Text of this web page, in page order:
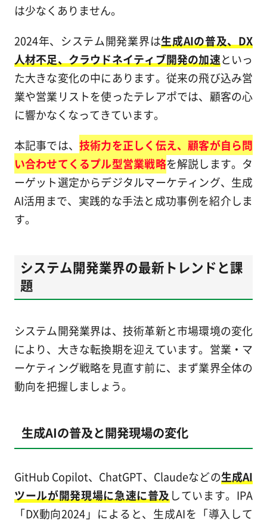
は少なくありません。
2024年、システム開発業界は生成AIの普及、DX
人材不足、クラウドネイティブ開発の加速といっ
た大きな変化の中にあります。従来の飛び込み営
業や営業リストを使ったテレアポでは、顧客の心
に響かなくなってきています。
本記事では、技術力を正しく伝え、顧客が自ら問
い合わせてくるプル型営業戦略を解説します。タ
ーゲット選定からデジタルマーケティング、生成
AI活用まで、実践的な手法と成功事例を紹介しま
す。
システム開発業界の最新トレンドと課
題
システム開発業界は、技術革新と市場環境の変化
により、大きな転換期を迎えています。営業・マ
ーケティング戦略を見直す前に、まず業界全体の
動向を把握しましょう。
生成AIの普及と開発現場の変化
GitHub Copilot、ChatGPT、Claudeなどの生成AI
ツールが開発現場に急速に普及 しています。IPA
「DX動向2024」によると、生成AIを「導入して